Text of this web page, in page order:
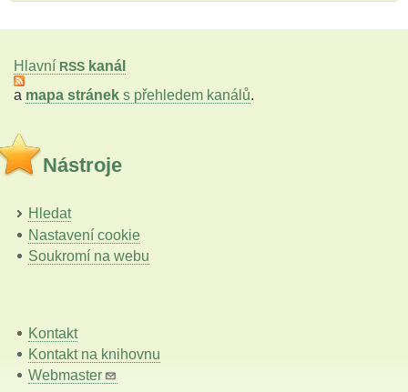
Hlavní RSS kanál
a mapa stránek s přehledem kanálů.
Nástroje
Hledat
Nastavení cookie
Soukromí na webu
Kontakt
Kontakt na knihovnu
Webmaster